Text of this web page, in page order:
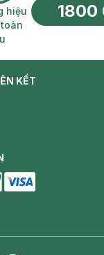
hiệu uy tín
hiệu
1800
KẾT